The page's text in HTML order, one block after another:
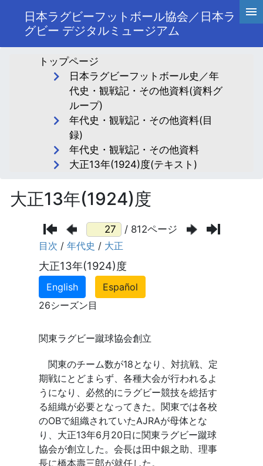
日本ラグビーフットボール協会／日本ラ
グビー デジタルミュージアム
トップページ
日本ラグビーフットボール史／年
代史・観戦記・その他資料(資料グ
ループ)
年代史・観戦記・その他資料(目
録)
年代史・観戦記・その他資料
大正13年(1924)度(テキスト)
大正13年(1924)度
/ 812ページ